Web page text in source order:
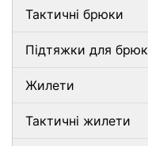
Тактичні брюки
Підтяжки для брюк
Жилети
Тактичні жилети